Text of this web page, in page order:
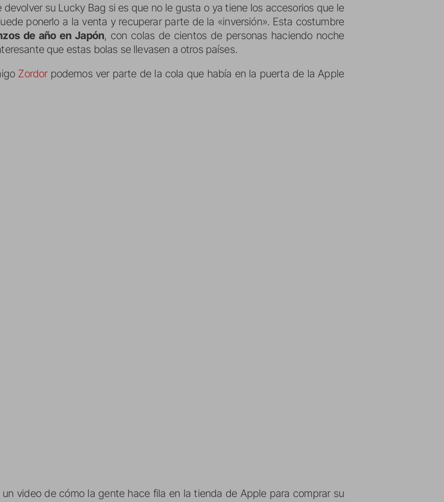
su Lucky Bag si es que no le gusta o ya tiene los accesorios que le
ponerlo a la venta y recuperar parte de la «inversión». Esta costumbre
de año en Japón, con colas de cientos de personas haciendo noche
que estas bolas se llevasen a otros países.
Zordorpodemos ver parte de la cola que había en la puerta de la Apple
video de cómo la gente hace fila en la tienda de Apple para comprar su